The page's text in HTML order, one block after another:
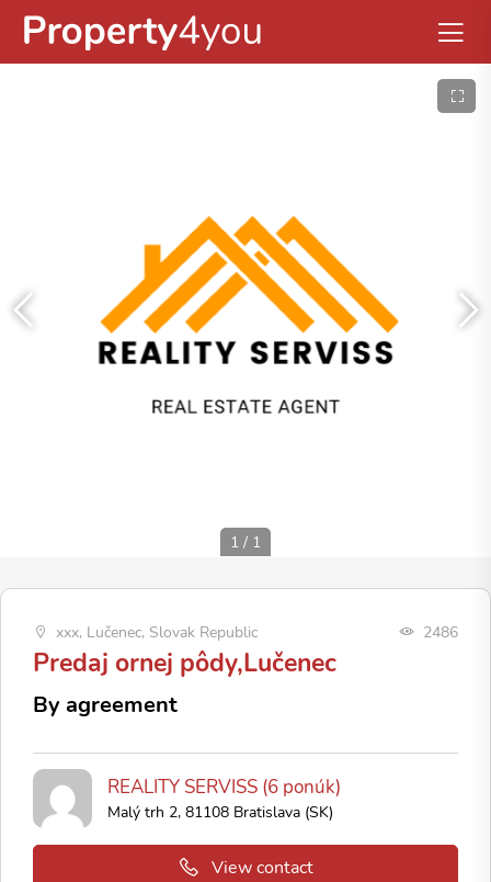
1 / 1
xxx, Lučenec, Slovak Republic 2486
Predaj ornej pôdy,Lučenec
By agreement
REALITY SERVISS (6 ponúk)
Malý trh 2, 81108 Bratislava (SK)
View contact